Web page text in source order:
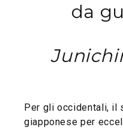
da
Per gli occidentali, il
giapponese per